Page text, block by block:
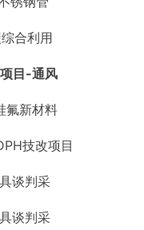
合利用
目-通风
氟新材料
技改项目
谈判采
谈判采